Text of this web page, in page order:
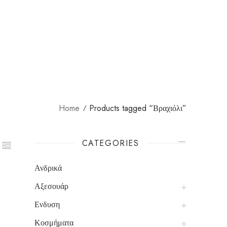
Home Products tagged “Βραχιόλι”
CATEGORIES
Ανδρικά
Αξεσουάρ
Ένδυση
Κοσμήματα